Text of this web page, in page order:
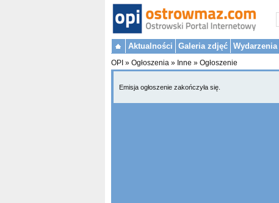
Aktualności Galeria zdjęć Wydarzenia
OPI » Ogłoszenia » Inne » Ogłoszenie
Emisja ogłoszenie zakończyła się.